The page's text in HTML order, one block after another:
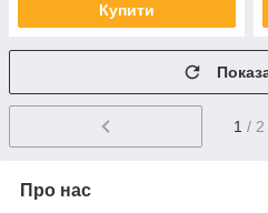
Купити
1 / 2
Про нас